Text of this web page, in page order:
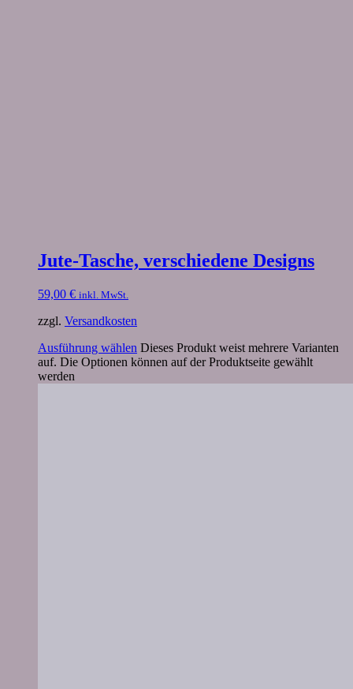
Jute-Tasche, verschiedene Designs
59,00 € inkl. MwSt.
zzgl. Versandkosten
Ausführung wählen Dieses Produkt weist mehrere Varianten
auf. Die Optionen können auf der Produktseite gewählt
werden